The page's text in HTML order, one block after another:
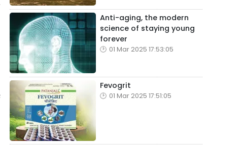
Anti-aging, the modern
science of staying young
forever
01 Mar 2025 17:53:05
Fevogrit
01 Mar 2025 17:51:05